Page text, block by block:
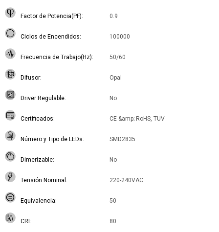
Factor de Potencia(PF) 0.9
Ciclos de Encendidos 100000
Frecuencia de Trabajo(Hz) 50/60
Difusor Opal
Driver Regulable No
Certificados CE &amp; RoHS, TUV
Número y Tipo de LEDs SMD2835
Dimerizable No
Tensión Nominal 220-240VAC
Equivalencia 50
CRI 80